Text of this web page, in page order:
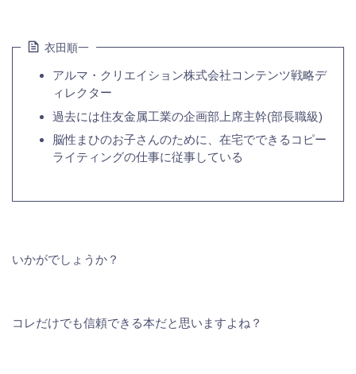
衣田順一
アルマ・クリエイション株式会社コンテンツ戦略デ
ィレクター
過去には住友金属工業の企画部上席主幹(部長職級)
脳性まひのお子さんのために、在宅でできるコピー
ライティングの仕事に従事している
いかがでしょうか？
コレだけでも信頼できる本だと思いますよね？